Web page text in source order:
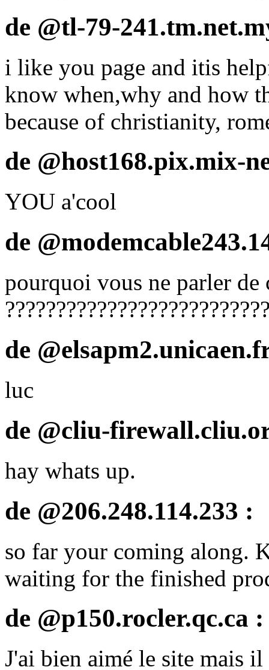
de @tl-79-
i like you page and itis
know when,why and how
because of christianity,
de @host168.pix.mix-
YOU a'cool
de
pourquoi vous ne parler de
de
luc
de @cliu-
hay whats up.
de @206.248.114.233 :
so far your coming along.
waiting for the finished
de @p150.rocler.qc.ca :
J'ai bien aimé le site mais